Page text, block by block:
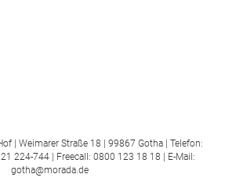
| Weimarer Straße 18 | 99867 Gotha | Telefon:
224-744 | Freecall: 0800 123 18 18 | E-Mail:
gotha@morada.de